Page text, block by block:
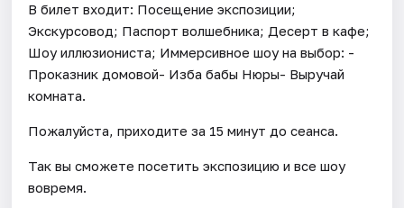
В билет входит: Посещение экспозиции;
Экскурсовод; Паспорт волшебника; Десерт в кафе;
Шоу иллюзиониста; Иммерсивное шоу на выбор: -
Проказник домовой- Изба бабы Нюры- Выручай
комната.
Пожалуйста, приходите за 15 минут до сеанса.
Так вы сможете посетить экспозицию и все шоу
вовремя.